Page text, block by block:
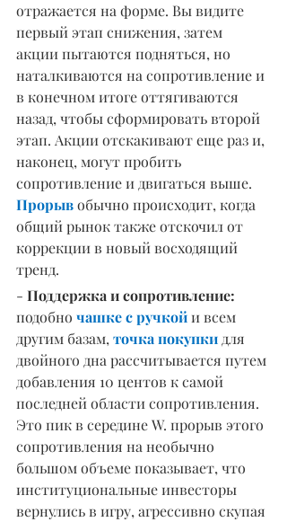
отражается на форме. Вы видите
первый этап снижения, затем
акции пытаются подняться, но
наталкиваются на сопротивление и
в конечном итоге оттягиваются
назад, чтобы сформировать второй
этап. Акции отскакивают еще раз и,
наконец, могут пробить
сопротивление и двигаться выше.
Прорыв обычно происходит, когда
общий рынок также отскочил от
коррекции в новый восходящий
тренд.
- Поддержка и сопротивление:
подобно чашке с ручкой и всем
другим базам, точка покупки для
двойного дна рассчитывается путем
добавления 10 центов к самой
последней области сопротивления.
Это пик в середине W. прорыв этого
сопротивления на необычно
большом объеме показывает, что
институциональные инвесторы
вернулись в игру, агрессивно скупая